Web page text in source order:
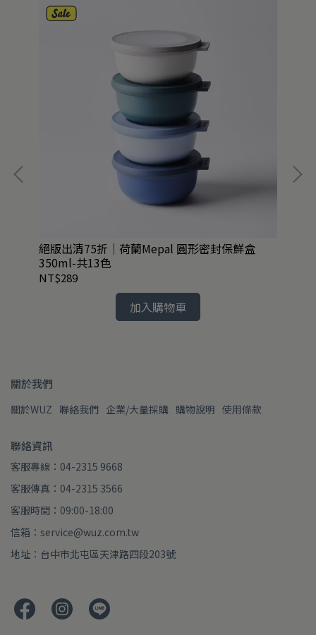
絕版出清75折｜荷蘭Mepal 圓形密封保鮮盒
350ml-共13色
NT$289
加入購物車
關於我們
關於WUZ 聯絡我們 企業/大量採購 購物說明 使用條款
聯絡資訊
客服專線：04-2315 9668
客服傳真：04-2315 3566
客服時間：09:00-18:00
信箱：service@wuz.com.tw
地址：台中市北屯區天津路四段203號